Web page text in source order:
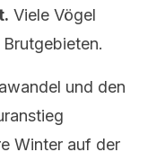
Viele Vögel
und den
Winter auf der